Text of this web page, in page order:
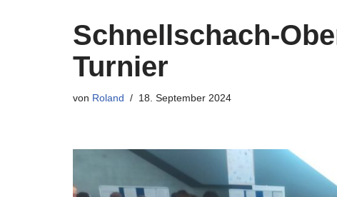
Schnellschach-
Turnier
von Roland 18. September 2024